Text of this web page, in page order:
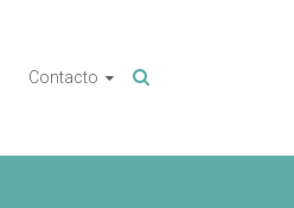
Contacto